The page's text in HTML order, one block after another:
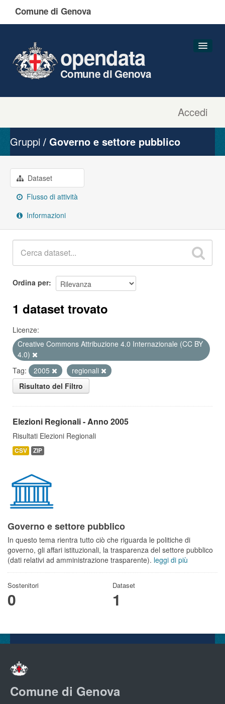
Comune di Genova
Accedi
opendata
Comune di Genova
Gruppi
Gruppi Governo e settore pubblico
Dataset
Flusso di attività
Informazioni
Ordina per
1 dataset trovato
Licenze:
Creative Commons Attribuzione 4.0 Internazionale (CC BY
4.0)
Tag:
2005
regionali
Risultato del Filtro
Elezioni Regionali - Anno 2005
Risultati Elezioni Regionali
CSV ZIP
Governo e settore pubblico
In questo tema rientra tutto ciò che riguarda le politiche di
governo, gli affari istituzionali, la trasparenza del settore pubblico
(dati relativi ad amministrazione trasparente). leggi di più
Sostenitori
0
Dataset
1
Comune di Genova